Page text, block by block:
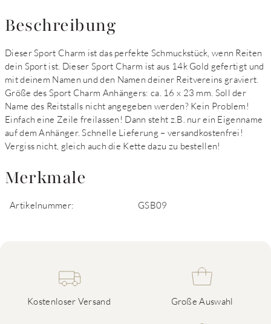
Beschreibung
Dieser Sport Charm ist das perfekte Schmuckstück, wenn Reiten
dein Sport ist. Dieser Sport Charm ist aus 14k Gold gefertigt und
mit deinem Namen und den Namen deiner Reitvereins graviert.
Größe des Sport Charm Anhängers: ca. 16 x 23 mm. Soll der
Name des Reitstalls nicht angegeben werden? Kein Problem!
Einfach eine Zeile freilassen! Dann steht z.B. nur ein Eigenname
auf dem Anhänger. Schnelle Lieferung – versandkostenfrei!
Vergiss nicht, gleich auch die Kette dazu zu bestellen!
Merkmale
Artikelnummer: GSB09
Kostenloser Versand Große Auswahl